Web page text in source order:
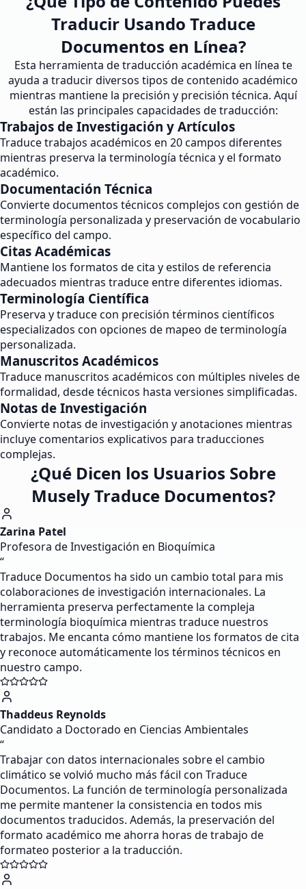
Traducir Usando Traduce
Documentos en Línea?
Esta herramienta de traducción académica en línea te
ayuda a traducir diversos tipos de contenido académico
mientras mantiene la precisión y precisión técnica. Aquí
están las principales capacidades de traducción:
Trabajos de Investigación y Artículos
Traduce trabajos académicos en 20 campos diferentes
mientras preserva la terminología técnica y el formato
académico.
Documentación Técnica
Convierte documentos técnicos complejos con gestión de
terminología personalizada y preservación de vocabulario
específico del campo.
Citas Académicas
Mantiene los formatos de cita y estilos de referencia
adecuados mientras traduce entre diferentes idiomas.
Terminología Científica
Preserva y traduce con precisión términos científicos
especializados con opciones de mapeo de terminología
personalizada.
Manuscritos Académicos
Traduce manuscritos académicos con múltiples niveles de
formalidad, desde técnicos hasta versiones simplificadas.
Notas de Investigación
Convierte notas de investigación y anotaciones mientras
incluye comentarios explicativos para traducciones
complejas.
¿Qué Dicen los Usuarios Sobre
Musely Traduce Documentos?
Zarina Patel
Profesora de Investigación en Bioquímica
“
Traduce Documentos ha sido un cambio total para mis
colaboraciones de investigación internacionales. La
herramienta preserva perfectamente la compleja
terminología bioquímica mientras traduce nuestros
trabajos. Me encanta cómo mantiene los formatos de cita
y reconoce automáticamente los términos técnicos en
nuestro campo.
Thaddeus Reynolds
Candidato a Doctorado en Ciencias Ambientales
“
Trabajar con datos internacionales sobre el cambio
climático se volvió mucho más fácil con Traduce
Documentos. La función de terminología personalizada
me permite mantener la consistencia en todos mis
documentos traducidos. Además, la preservación del
formato académico me ahorra horas de trabajo de
formateo posterior a la traducción.